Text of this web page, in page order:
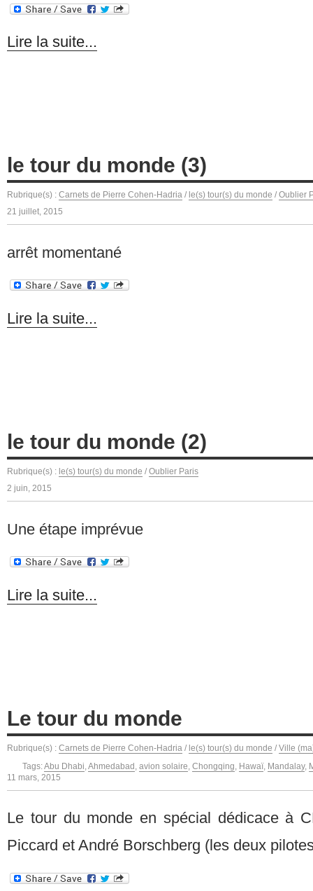
Lire la suite...
le tour du monde (3)
Rubrique(s) : Carnets de Pierre Cohen-Hadria / le(s) tour(s) du monde / Oublier
21 juillet, 2015
arrêt momentané
Lire la suite...
le tour du monde (2)
Rubrique(s) : le(s) tour(s) du monde / Oublier Paris
2 juin, 2015
Une étape imprévue
Lire la suite...
Le tour du monde
Rubrique(s) : Carnets de Pierre Cohen-Hadria / le(s) tour(s) du monde / Ville
Tags:Abu Dhabi,Ahmedabad , avion solaire, Chongqing, Hawaï, Mandalay,
11 mars, 2015
Le tour du monde en spécial dédicace à
Piccard et André Borschberg (les deux